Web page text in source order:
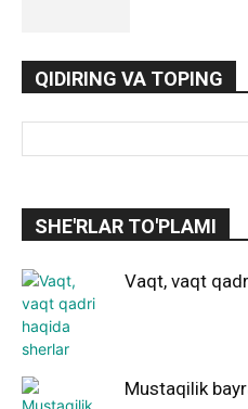
QIDIRING VA TOPING
SHE'RLAR TO'PLAMI
Vaqt, vaqt
Mustaqilik